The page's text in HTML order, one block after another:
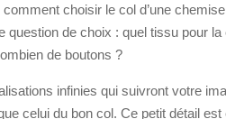
choisir le col d’une
question de choix : quel tissu pour
de boutons ?
infinies qui suivront votre
celui du bon col. Ce petit détail